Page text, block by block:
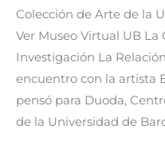
Colección de Arte de la
Ver Museo Virtual UB
Investigación La
encuentro con la artista
pensó para Duoda,
de la Universidad de
y
Punto
de
Investigación
‘La
Relación’